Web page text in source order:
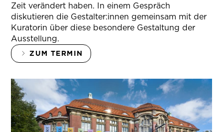
Zeit verändert haben. In einem Gespräch
diskutieren die Gestalter:innen gemeinsam mit der
Kuratorin über diese besondere Gestaltung der
Ausstellung.
ZUM TERMIN